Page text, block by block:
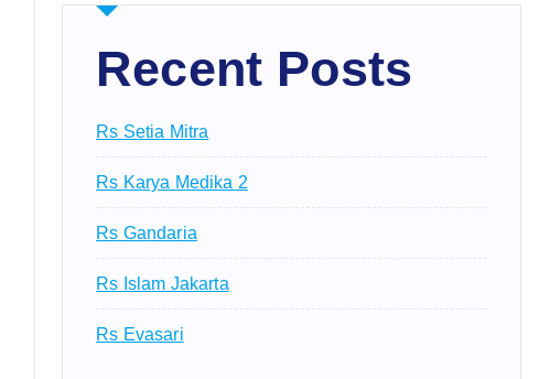
Recent Posts
Rs Setia Mitra
Rs Karya Medika 2
Rs Gandaria
Rs Islam Jakarta
Rs Evasari